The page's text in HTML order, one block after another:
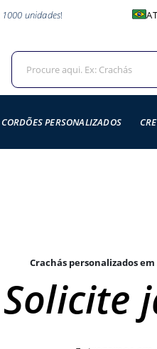
1000 unidades!
CORDÕES PERSONALIZADOS
Crachás personalizados
Solicite